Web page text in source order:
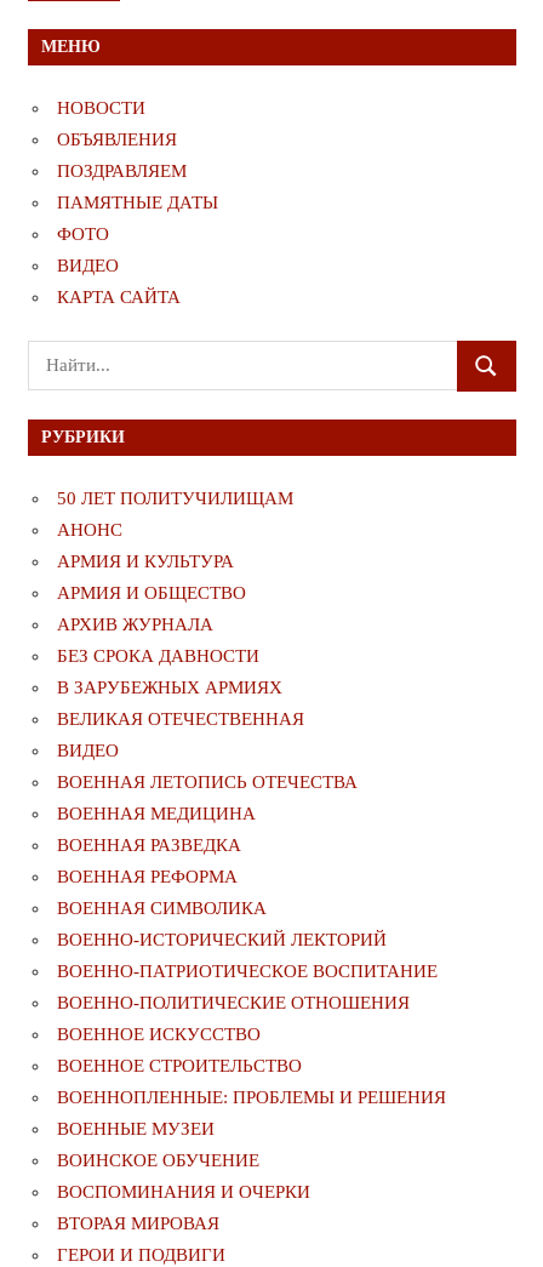
МЕНЮ
НОВОСТИ
ОБЪЯВЛЕНИЯ
ПОЗДРАВЛЯЕМ
ПАМЯТНЫЕ ДАТЫ
ФОТО
ВИДЕО
КАРТА САЙТА
Поиск
для:
ПОИСК
РУБРИКИ
50 ЛЕТ ПОЛИТУЧИЛИЩАМ
АНОНС
АРМИЯ И КУЛЬТУРА
АРМИЯ И ОБЩЕСТВО
АРХИВ ЖУРНАЛА
БЕЗ СРОКА ДАВНОСТИ
В ЗАРУБЕЖНЫХ АРМИЯХ
ВЕЛИКАЯ ОТЕЧЕСТВЕННАЯ
ВИДЕО
ВОЕННАЯ ЛЕТОПИСЬ ОТЕЧЕСТВА
ВОЕННАЯ МЕДИЦИНА
ВОЕННАЯ РАЗВЕДКА
ВОЕННАЯ РЕФОРМА
ВОЕННАЯ СИМВОЛИКА
ВОЕННО-ИСТОРИЧЕСКИЙ ЛЕКТОРИЙ
ВОЕННО-ПАТРИОТИЧЕСКОЕ ВОСПИТАНИЕ
ВОЕННО-ПОЛИТИЧЕСКИE ОТНОШЕНИЯ
ВОЕННОЕ ИСКУССТВО
ВОЕННОЕ СТРОИТЕЛЬСТВО
ВОЕННОПЛЕННЫЕ: ПРОБЛЕМЫ И РЕШЕНИЯ
ВОЕННЫЕ МУЗЕИ
ВОИНСКОЕ ОБУЧЕНИЕ
ВОСПОМИНАНИЯ И ОЧЕРКИ
ВТОРАЯ МИРОВАЯ
ГЕРОИ И ПОДВИГИ